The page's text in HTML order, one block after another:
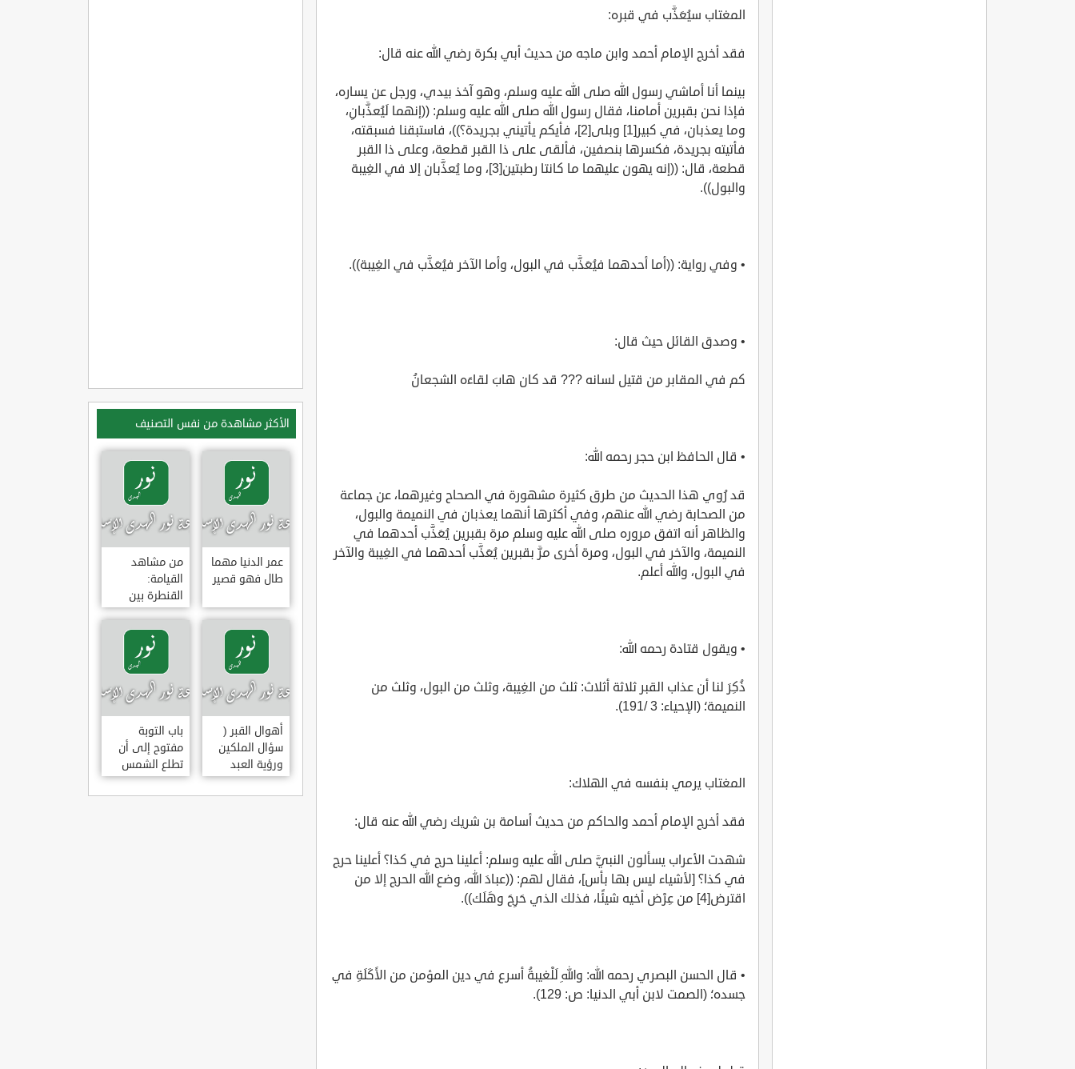
المغتاب سيُعَذَّب في قبره:
فقد أخرج الإمام أحمد وابن ماجه من حديث أبي بكرة رضي الله عنه قال:
بينما أنا أماشي رسول الله صلى الله عليه وسلم، وهو آخذ بيدي، ورجل عن يساره،
فإذا نحن بقبرين أمامنا، فقال رسول الله صلى الله عليه وسلم: ((إنهما لَيُعذَّبانِ،
وما يعذبان، في كبير[1] وبلى[2]، فأيكم يأتيني بجريدة؟))، فاستبقنا فسبقته،
فأتيته بجريدة، فكسرها بنصفين، فألقى على ذا القبر قطعة، وعلى ذا القبر
قطعة، قال: ((إنه يهون عليهما ما كانتا رطبتين[3]، وما يُعذَّبان إلا في الغِيبة
والبول)).
• وفي رواية: ((أما أحدهما فيُعَذَّب في البول، وأما الآخر فيُعَذَّب في الغِيبة)).
• وصدق القائل حيث قال:
كم في المقابر من قتيل لسانه ??? قد كان هابَ لقاءَه الشجعانُ
• قال الحافظ ابن حجر رحمه الله:
قد رُوي هذا الحديث من طرق كثيرة مشهورة في الصحاح وغيرهما، عن جماعة
من الصحابة رضي الله عنهم، وفي أكثرها أنهما يعذبان في النميمة والبول،
والظاهر أنه اتفق مروره صلى الله عليه وسلم مرة بقبرين يُعَذَّب أحدهما في
النميمة، والآخر في البول، ومرة أخرى مرَّ بقبرين يُعَذَّب أحدهما في الغِيبة والآخر
في البول، والله أعلم.
• ويقول قتادة رحمه الله:
ذُكِرَ لنا أن عذاب القبر ثلاثة أثلاث: ثلث من الغِيبة، وثلث من البول، وثلث من
النميمة؛ (الإحياء: 3 /191).
المغتاب يرمي بنفسه في الهلاك:
فقد أخرج الإمام أحمد والحاكم من حديث أسامة بن شريك رضي الله عنه قال:
شهدت الأعراب يسألون النبيَّ صلى الله عليه وسلم: أعلينا حرج في كذا؟ أعلينا حرج
في كذا؟ [لأشياء ليس بها بأس]، فقال لهم: ((عبادَ الله، وضع الله الحرج إلا من
اقترض[4] من عِرْض أخيه شيئًا، فذلك الذي حَرِجَ وهَلَك)).
• قال الحسن البصري رحمه الله: واللهِ لَلْغيبةُ أسرع في دين المؤمن من الأَكَلَةِ في
جسده؛ (الصمت لابن أبي الدنيا: ص: 129).
الأكثر مشاهدة من نفس التصنيف
عمر الدنيا مهما
طال فهو قصير
من مشاهد
القيامة:
القنطرة بين
الجنة والنار
أهوال القبر (
سؤال الملكين
ورؤية العبد
مكانه )
باب التوبة
مفتوح إلى أن
تطلع الشمس
من مغربها